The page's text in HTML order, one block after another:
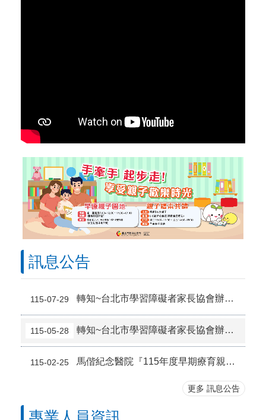
訊息公告
115-07-29 轉知~台北市學習障礙者家長協會辦理【許孩子一個未來 親職講座】
115-05-28 轉知~台北市學習障礙者家長協會辦理【2026年 正向行為支持工作坊】
115-02-25 馬偕紀念醫院『115年度早期療育親職衛教活動』系列課程開跑囉！
更多 訊息公告